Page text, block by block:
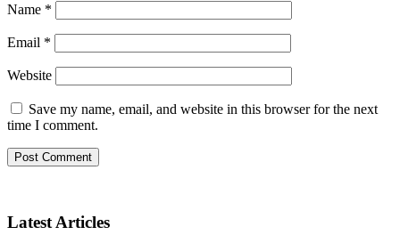
Name *
Email *
Website
Save my name, email, and website in this browser for the next
time I comment.
Latest Articles